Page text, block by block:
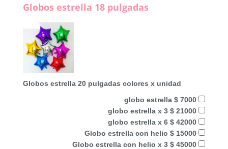
Globos estrella 18 pulgadas
Globos estrella 20 pulgadas colores x unidad
globo estrella $ 7000
globo estrella x 3 $ 21000
globo estrella x 6 $ 42000
Globo estrella con helio $ 15000
Globo estrella con helio x 3 $ 45000